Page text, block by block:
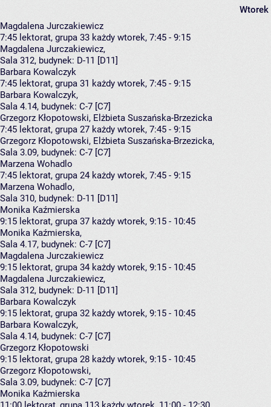
Wtorek
Magdalena Jurczakiewicz
7:45 lektorat, grupa 33 każdy wtorek, 7:45 - 9:15
Magdalena Jurczakiewicz,
Sala 312, budynek: D-11 [D11]
Barbara Kowalczyk
7:45 lektorat, grupa 31 każdy wtorek, 7:45 - 9:15
Barbara Kowalczyk,
Sala 4.14, budynek: C-7 [C7]
Grzegorz Kłopotowski, Elżbieta Suszańska-Brzezicka
7:45 lektorat, grupa 27 każdy wtorek, 7:45 - 9:15
Grzegorz Kłopotowski, Elżbieta Suszańska-Brzezicka,
Sala 3.09, budynek: C-7 [C7]
Marzena Wohadlo
7:45 lektorat, grupa 24 każdy wtorek, 7:45 - 9:15
Marzena Wohadlo,
Sala 310, budynek: D-11 [D11]
Monika Kaźmierska
9:15 lektorat, grupa 37 każdy wtorek, 9:15 - 10:45
Monika Kaźmierska,
Sala 4.17, budynek: C-7 [C7]
Magdalena Jurczakiewicz
9:15 lektorat, grupa 34 każdy wtorek, 9:15 - 10:45
Magdalena Jurczakiewicz,
Sala 312, budynek: D-11 [D11]
Barbara Kowalczyk
9:15 lektorat, grupa 32 każdy wtorek, 9:15 - 10:45
Barbara Kowalczyk,
Sala 4.14, budynek: C-7 [C7]
Grzegorz Kłopotowski
9:15 lektorat, grupa 28 każdy wtorek, 9:15 - 10:45
Grzegorz Kłopotowski,
Sala 3.09, budynek: C-7 [C7]
Monika Kaźmierska